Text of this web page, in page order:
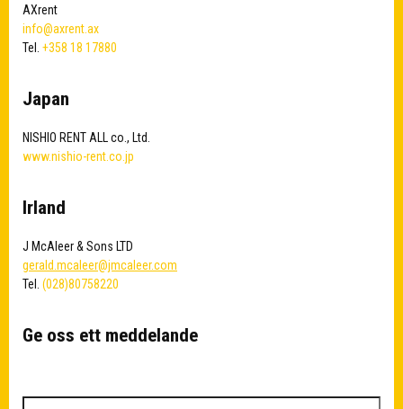
AXrent
info@axrent.ax
Tel. +358 18 17880
Japan
NISHIO RENT ALL co., Ltd.
www.nishio-rent.co.jp
Irland
J McAleer & Sons LTD
gerald.mcaleer@jmcaleer.com
Tel. (028)80758220
Ge oss ett meddelande